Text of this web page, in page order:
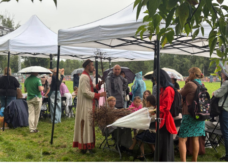
Фото: «БИЗНЕС Online»
Для казанцев также организовали гастрозону,
где можно попробовать блюда народов
Поволжья. Помимо этого, гостям фестиваля
представили ярмарку украшений, сувениров и
народных атрибутов.